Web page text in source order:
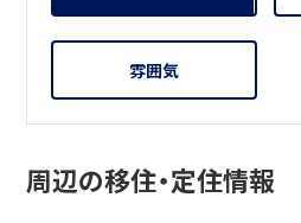
雰囲気
周辺の移住・定住情報